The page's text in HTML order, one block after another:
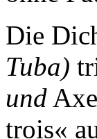
Die
Tuba)
und
trois«